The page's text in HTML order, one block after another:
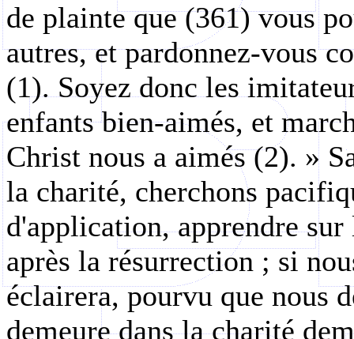
de plainte que (361) vous
autres, et pardonnez-vous
(1). Soyez donc les
enfants bien-aimés, et
Christ nous a aimés (2). »
la charité, cherchons
d'application, apprendre
après la résurrection ; si
éclairera, pourvu que nous
demeure dans la charité